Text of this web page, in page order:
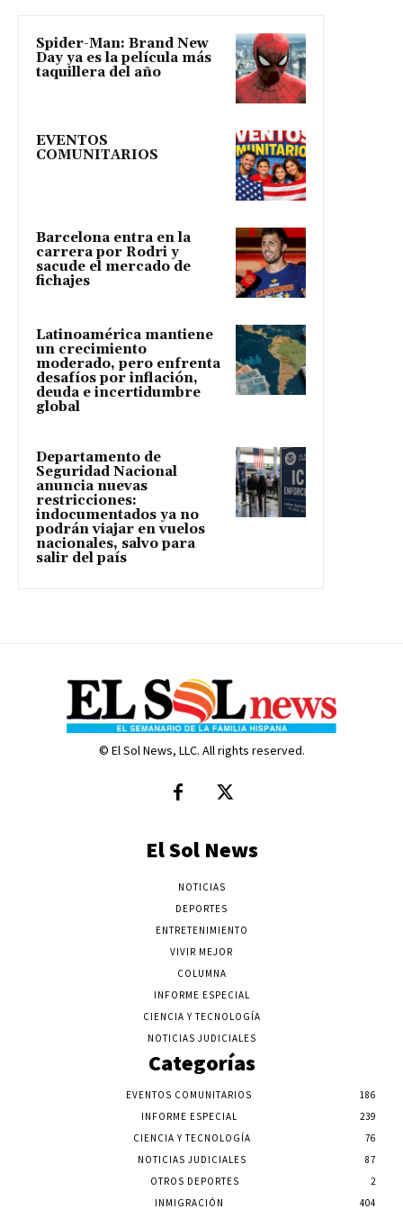
Spider-Man: Brand New
Day ya es la película más
taquillera del año
EVENTOS
COMUNITARIOS
Barcelona entra en la
carrera por Rodri y
sacude el mercado de
fichajes
Latinoamérica mantiene
un crecimiento
moderado, pero enfrenta
desafíos por inflación,
deuda e incertidumbre
global
Departamento de
Seguridad Nacional
anuncia nuevas
restricciones:
indocumentados ya no
podrán viajar en vuelos
nacionales, salvo para
salir del país
© El Sol News, LLC. All rights reserved.
El Sol News
NOTICIAS
DEPORTES
ENTRETENIMIENTO
VIVIR MEJOR
COLUMNA
INFORME ESPECIAL
CIENCIA Y TECNOLOGÍA
NOTICIAS JUDICIALES
Categorías
EVENTOS COMUNITARIOS
186
INFORME ESPECIAL
239
CIENCIA Y TECNOLOGÍA
76
NOTICIAS JUDICIALES
87
OTROS DEPORTES
2
INMIGRACIÓN
404